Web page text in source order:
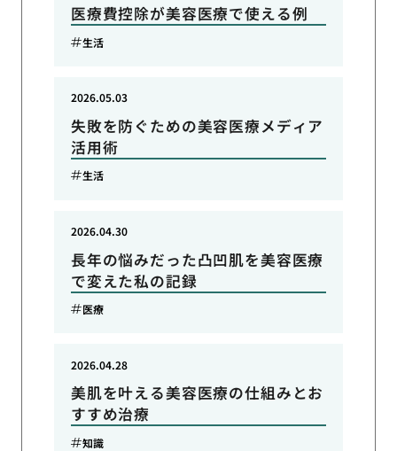
医療費控除が美容医療で使える例
生活
失敗を防ぐための美容医療メディア
活用術
2026.05.03
生活
長年の悩みだった凸凹肌を美容医療
で変えた私の記録
2026.04.30
医療
美肌を叶える美容医療の仕組みとお
すすめ治療
2026.04.28
知識